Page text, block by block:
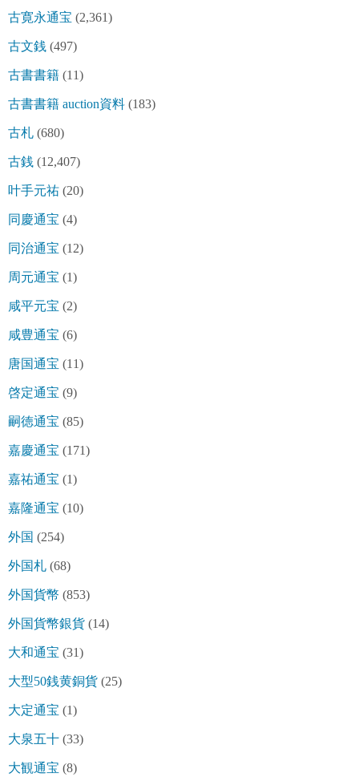
古寛永通宝 (2,361)
古文銭 (497)
古書書籍 (11)
古書書籍 auction資料 (183)
古札 (680)
古銭 (12,407)
叶手元祐 (20)
同慶通宝 (4)
同治通宝 (12)
周元通宝 (1)
咸平元宝 (2)
咸豊通宝 (6)
唐国通宝 (11)
啓定通宝 (9)
嗣徳通宝 (85)
嘉慶通宝 (171)
嘉祐通宝 (1)
嘉隆通宝 (10)
外国 (254)
外国札 (68)
外国貨幣 (853)
外国貨幣銀貨 (14)
大和通宝 (31)
大型50銭黄銅貨 (25)
大定通宝 (1)
大泉五十 (33)
大観通宝 (8)